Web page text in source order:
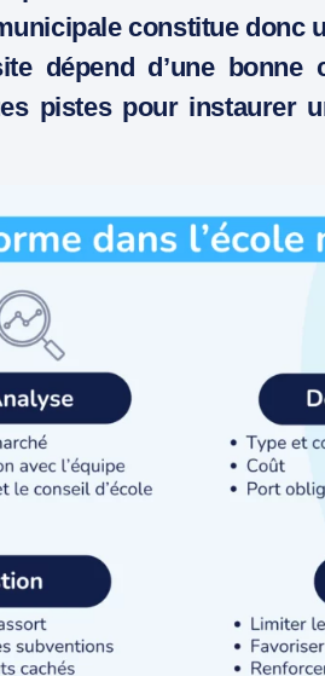
constitue donc
dépend d’une bonne
pistes pour instaurer